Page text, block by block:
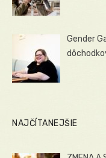
Gender
NAJČÍTANEJŠIE